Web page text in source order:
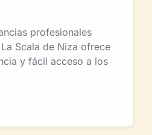
profesionales
Scala de Niza ofrece
y fácil acceso a los